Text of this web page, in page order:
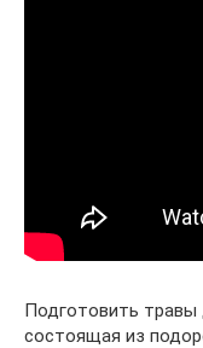
Подготовить
состоящая из